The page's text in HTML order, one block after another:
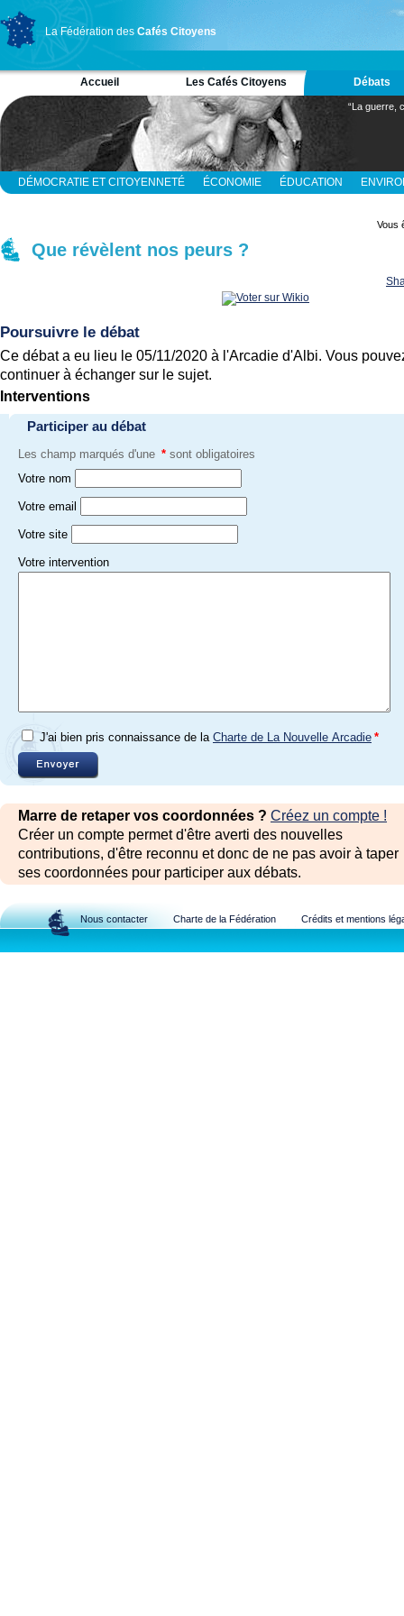
La Fédération des Cafés Citoyens
Accueil Les Cafés Citoyens Débats
“La guerre,
DÉMOCRATIE ET CITOYENNETÉ ÉCONOMIE ÉDUCATION
Vous
Que révèlent nos peurs ?
Poursuivre le débat
Ce débat a eu lieu le 05/11/2020 à l'Arcadie d'Albi. Vous
continuer à échanger sur le sujet.
Interventions
Participer au débat
Les champ marqués d'une * sont obligatoires
Votre nom
Votre email
Votre site
Votre intervention
J'ai bien pris connaissance de la Charte de La Nouvelle Arcadie *
Marre de retaper vos coordonnées ? Créez un compte !
Créer un compte permet d'être averti des nouvelles
contributions, d'être reconnu et donc de ne pas avoir à taper
ses coordonnées pour participer aux débats.
Nous contacter Charte de la Fédération Crédits et mentions